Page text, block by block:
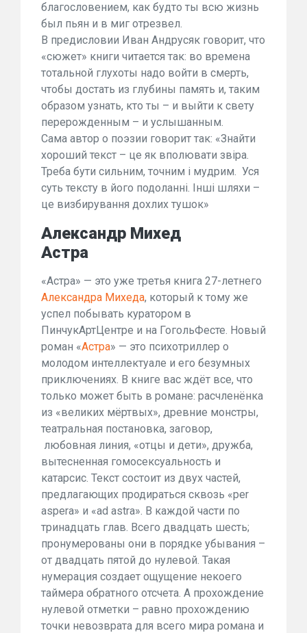
благословением, как будто ты всю жизнь
был пьян и в миг отрезвел.
В предисловии Иван Андрусяк говорит, что
«сюжет» книги читается так: во времена
тотальной глухоты надо войти в смерть,
чтобы достать из глубины память и, таким
образом узнать, кто ты – и выйти к свету
перерожденным – и услышанным.
Сама автор о поэзии говорит так: «Знайти
хороший текст – це як вполювати звіра.
Треба бути сильним, точним і мудрим. Уся
суть тексту в його подоланні. Інші шляхи –
це визбирування дохлих тушок»
Александр Михед
Астра
«Астра» — это уже третья книга 27-летнего
Александра Михеда, который к тому же
успел побывать куратором в
ПинчукАртЦентре и на ГогольФесте. Новый
роман «Астра» — это психотриллер о
молодом интеллектуале и его безумных
приключениях. В книге вас ждёт все, что
только может быть в романе: расчленёнка
из «великих мёртвых», древние монстры,
театральная постановка, заговор,
любовная линия, «отцы и дети», дружба,
вытесненная гомосексуальность и
катарсис. Текст состоит из двух частей,
предлагающих продираться сквозь «per
aspera» и «ad astra». В каждой части по
тринадцать глав. Всего двадцать шесть;
пронумерованы они в порядке убывания –
от двадцать пятой до нулевой. Такая
нумерация создает ощущение некоего
таймера обратного отсчета. А прохождение
нулевой отметки – равно прохождению
точки невозврата для всего мира романа и